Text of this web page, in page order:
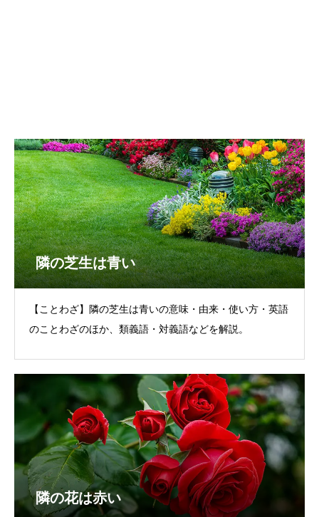
隣の芝生は青い
【ことわざ】隣の芝生は青いの意味・由来・使い方・英語
のことわざのほか、類義語・対義語などを解説。
隣の花は赤い